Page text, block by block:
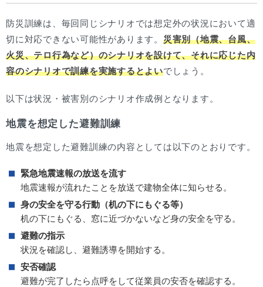
防災訓練は、毎回同じシナリオでは想定外の状況において適
切に対応できない可能性があります。 災害別（地震、台風、
火災、テロ行為など）のシナリオを設けて、それに応じた内
容のシナリオで訓練を実施するとよいでしょう。
以下は状況・被害別のシナリオ作成例となります。
地震を想定した避難訓練
地震を想定した避難訓練の内容としては以下のとおりです。
緊急地震速報の放送を流す
地震速報が流れたことを放送で建物全体に知らせる。
身の安全を守る行動（机の下にもぐる等）
机の下にもぐる、窓に近づかないなど身の安全を守る。
避難の指示
状況を確認し、避難誘導を開始する。
安否確認
避難が完了したら点呼をして従業員の安否を確認する。